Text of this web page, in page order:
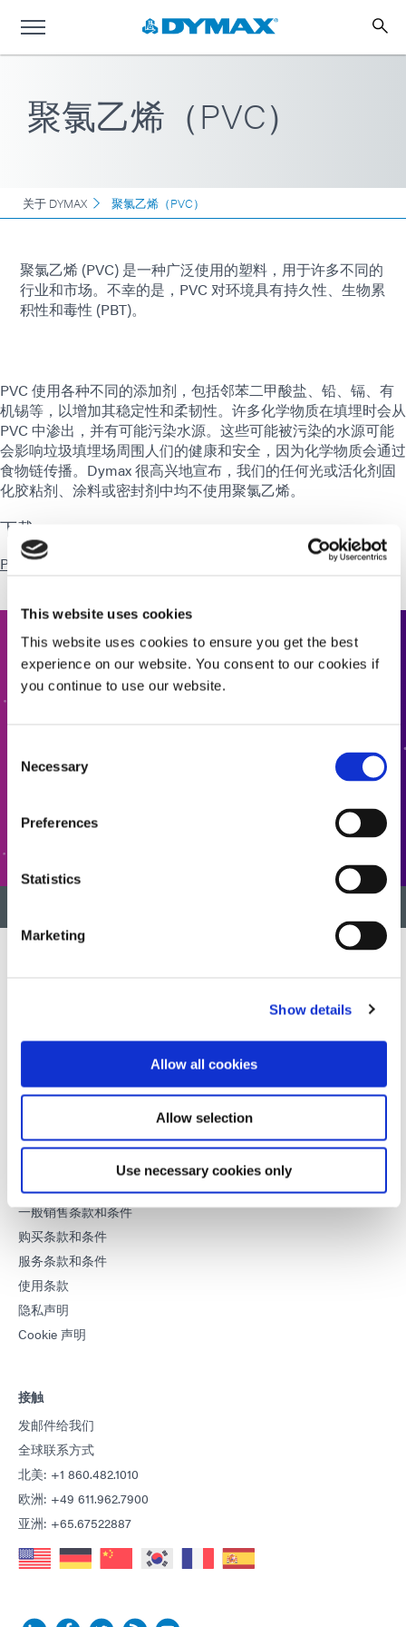
This website uses cookies
This website uses cookies to ensure you get the best
experience on our website. You consent to our cookies if
you continue to use our website.
Selection
Necessary
Preferences
Statistics
Marketing
Show details
Allow all cookies
Allow selection
Use necessary cookies only
聚氯乙烯（PVC）
关于 DYMAX 聚氯乙烯（PVC）
聚氯乙烯 (PVC) 是一种广泛使用的塑料，用于许多不同的
行业和市场。不幸的是，PVC 对环境具有持久性、生物累
积性和毒性 (PBT)。
PVC 使用各种不同的添加剂，包括邻苯二甲酸盐、铅、镉、有
机锡等，以增加其稳定性和柔韧性。许多化学物质在填埋时会从
PVC 中渗出，并有可能污染水源。这些可能被污染的水源可能
会影响垃圾填埋场周围人们的健康和安全，因为化学物质会通过
食物链传播。Dymax 很高兴地宣布，我们的任何光或活化剂固
化胶粘剂、涂料或密封剂中均不使用聚氯乙烯。
下载
PVC
联系我们
开发创新的快速光固化材料、分配设备和 UV/LED光固化系统，以
版权声明
一般销售条款和条件
购买条款和条件
服务条款和条件
使用条款
隐私声明
Cookie 声明
接触
发邮件给我们
全球联系方式
北美: +1 860.482.1010
欧洲: +49 611.962.7900
亚洲: +65.67522887